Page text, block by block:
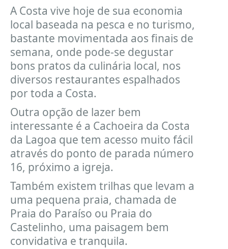
A Costa vive hoje de sua economia
local baseada na pesca e no turismo,
bastante movimentada aos finais de
semana, onde pode-se degustar
bons pratos da culinária local, nos
diversos restaurantes espalhados
por toda a Costa.
Outra opção de lazer bem
interessante é a Cachoeira da Costa
da Lagoa que tem acesso muito fácil
através do ponto de parada número
16, próximo a igreja.
Também existem trilhas que levam a
uma pequena praia, chamada de
Praia do Paraíso ou Praia do
Castelinho, uma paisagem bem
convidativa e tranquila.